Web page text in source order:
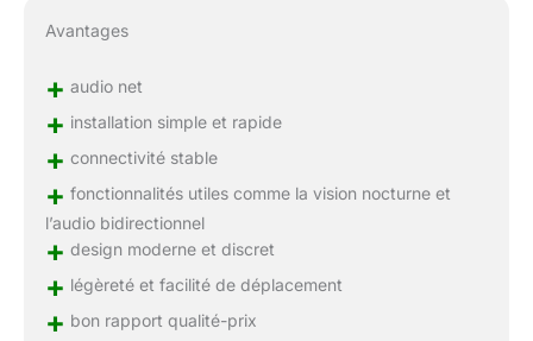
Avantages
+ audio net
+ installation simple et rapide
+ connectivité stable
+ fonctionnalités utiles comme la vision nocturne et
l’audio bidirectionnel
+ design moderne et discret
+ légèreté et facilité de déplacement
+ bon rapport qualité-prix